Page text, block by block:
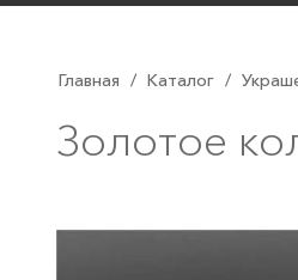
Главная / Каталог /
Золотое